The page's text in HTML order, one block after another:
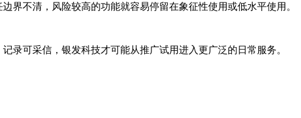
界不清，风险较高的功能就容易停留在象征性使用或低水平使用。
录可采信，银发科技才可能从推广试用进入更广泛的日常服务。